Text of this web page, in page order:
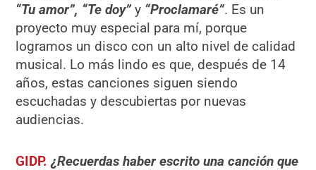
“Tu amor”, “Te doy”y “Proclamaré”. Es un
proyecto muy especial para mí, porque
logramos un disco con un alto nivel de calidad
musical. Lo más lindo es que, después de 14
años, estas canciones siguen siendo
escuchadas y descubiertas por nuevas
audiencias.
GIDP. ¿Recuerdas haber escrito una canción que